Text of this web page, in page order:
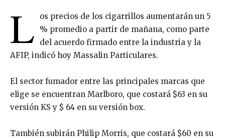
L
os precios de los cigarrillos aumentarán un 5
% promedio a partir de mañana, como parte
del acuerdo firmado entre la industria y la
AFIP, indicó hoy Massalin Particulares.
El sector fumador entre las principales marcas que
elige se encuentran Marlboro, que costará $63 en su
versión KS y $ 64 en su versión box.
También subirán Philip Morris, que costará $60 en su